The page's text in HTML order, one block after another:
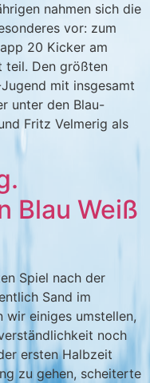
nahmen sich die
vor: zum
20 Kicker am
teil. Den größten
mit insgesamt
unter den Blau-
Fritz Velmerig als
Blau Weiß
Spiel nach der
Sand im
wir einiges umstellen,
noch
ersten Halbzeit
zu gehen, scheiterte